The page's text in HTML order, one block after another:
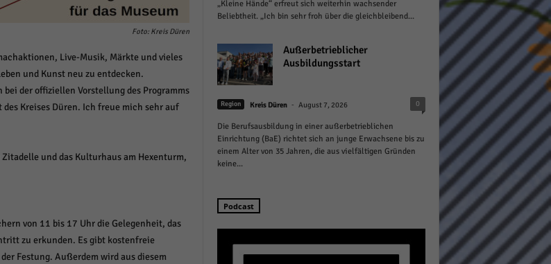
Foto: Kreis Düren
Live-Musik, Märkte und vieles
und Kunst neu zu entdecken.
der offiziellen Vorstellung des Programms
Kreises Düren. Ich freue mich sehr auf
und das Kulturhaus am Hexenturm,
von 11 bis 17 Uhr die Gelegenheit, das
zu erkunden. Es gibt kostenfreie
Festung. Außerdem wird aus diesem
„Kleine Hände“ erfreut sich weiterhin wachsender
Beliebtheit. „Ich bin sehr froh über die gleichbleibend...
Außerbetrieblicher
Ausbildungsstart
Region Kreis Düren - August 7, 2026 0
Die Berufsausbildung in einer außerbetrieblichen
Einrichtung (BaE) richtet sich an junge Erwachsene bis zu
einem Alter von 35 Jahren, die aus vielfältigen Gründen
keine...
Podcast
grundlegende Funktionen und sind für die einwandfreie
Cookie-Informationen anzeigen
Statistiken
Informationen anonym. Diese Informationen helfen uns zu verstehen,
Cookie-Informationen anzeigen
von Drittanbietern oder Publishern verwendet, um personalisierte
dies, indem sie Besucher über Websites hinweg verfolgen.
Cookie-Informationen anzeigen